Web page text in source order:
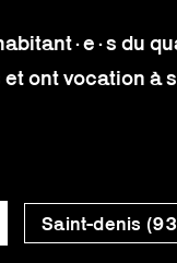
du
ont vocation à
Saint-denis